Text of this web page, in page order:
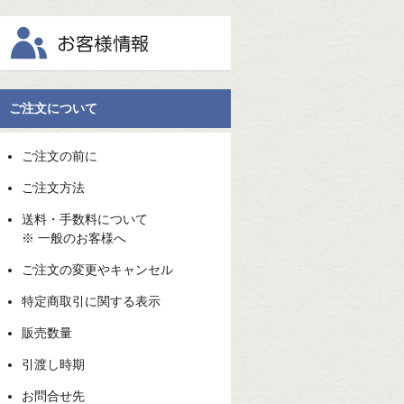
ご注文について
ご注文の前に
ご注文方法
送料・手数料について
※ 一般のお客様へ
ご注文の変更やキャンセル
特定商取引に関する表示
販売数量
引渡し時期
お問合せ先